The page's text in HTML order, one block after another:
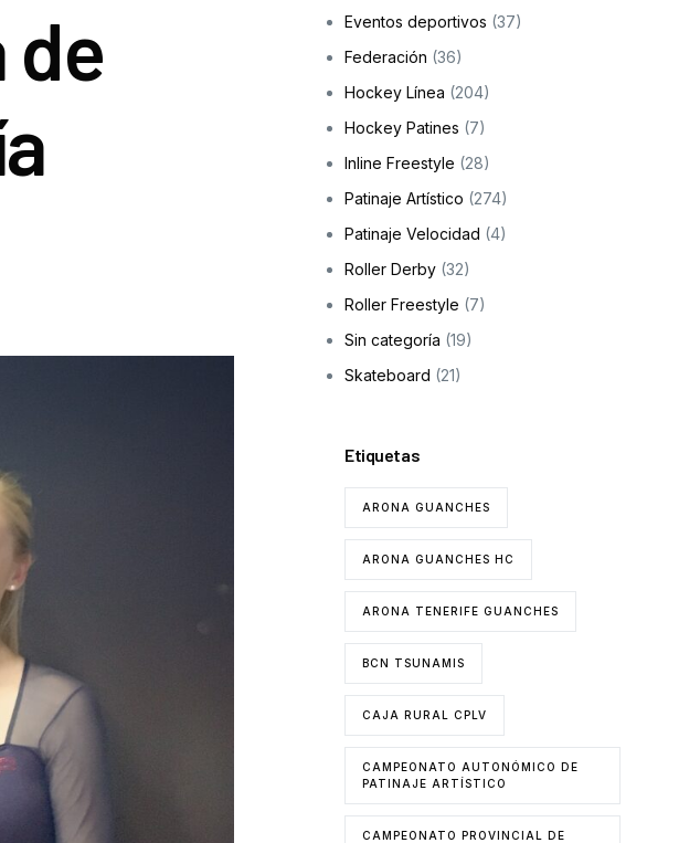
Junta de gobierno
Órganos disciplinarios
Protocolo de protección a la infancia y adolescencia
Resoluciones
Skateboarding
de
Eventos deportivos (37)
Federación (36)
Hockey Línea (204)
Hockey Patines (7)
Inline Freestyle (28)
Patinaje Artístico (274)
Patinaje Velocidad (4)
Roller Derby (32)
Roller Freestyle (7)
Sin categoría (19)
Skateboard (21)
Etiquetas
ARONA GUANCHES
ARONA GUANCHES HC
ARONA TENERIFE GUANCHES
BCN TSUNAMIS
CAJA RURAL CPLV
CAMPEONATO AUTONÓMICO DE
PATINAJE ARTÍSTICO
CAMPEONATO PROVINCIAL DE